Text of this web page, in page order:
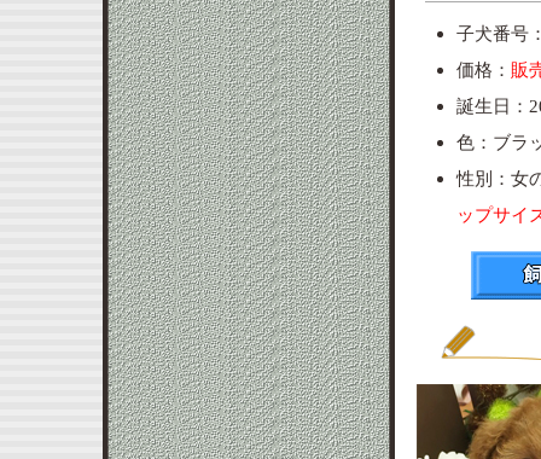
子犬番号
価格： 販
誕生日：
色：ブラ
性別：
ップサイ